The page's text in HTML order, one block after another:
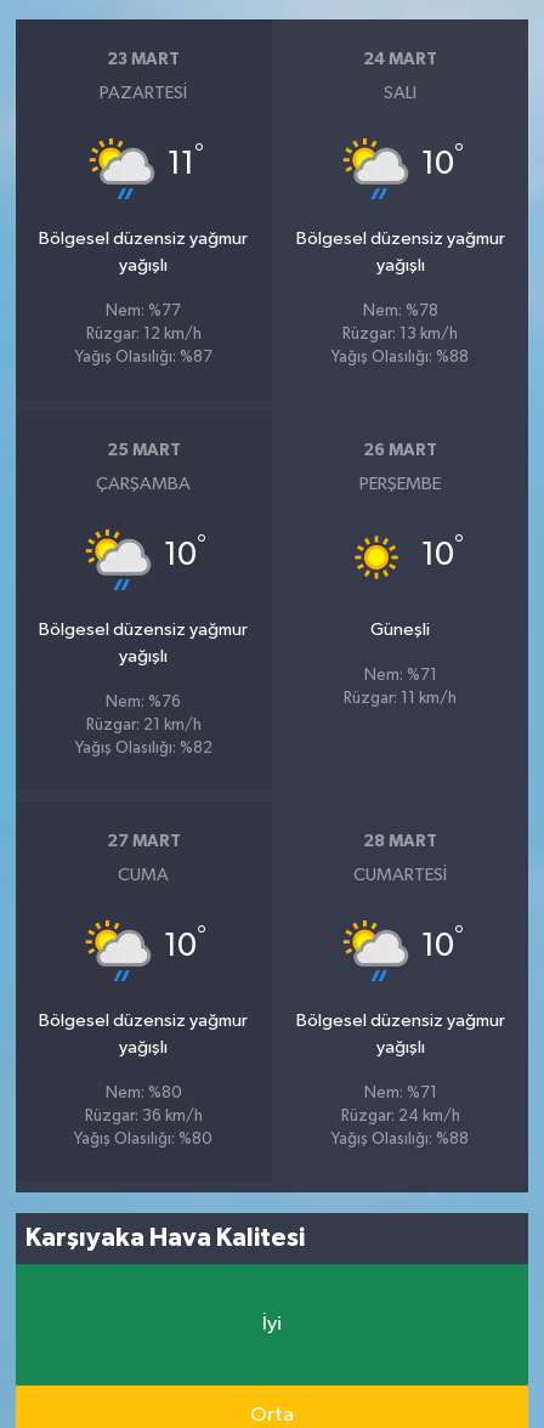
23 MART
PAZARTESI
11 °
Bölgesel düzensiz yağmur
yağışlı
Nem: %77
Rüzgar: 12 km/h
Yağış Olasılığı: %87
24 MART
SALI
10°
Bölgesel düzensiz yağmur
yağışlı
Nem: %78
Rüzgar: 13 km/h
Yağış Olasılığı: %88
25 MART
ÇARŞAMBA
10°
Bölgesel düzensiz yağmur
yağışlı
Nem: %76
Rüzgar: 21 km/h
Yağış Olasılığı: %82
26 MART
PERŞEMBE
10°
Güneşli
Nem: %71
Rüzgar: 11 km/h
27 MART
CUMA
10°
Bölgesel düzensiz yağmur
yağışlı
Nem: %80
Rüzgar: 36 km/h
Yağış Olasılığı: %80
28 MART
CUMARTESI
10°
Bölgesel düzensiz yağmur
yağışlı
Nem: %71
Rüzgar: 24 km/h
Yağış Olasılığı: %88
Karşıyaka Hava Kalitesi
İyi
Orta